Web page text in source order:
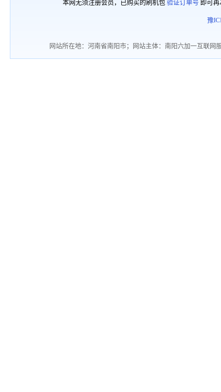
本网无须注册会员，已购买的刷机包 验证订单号 即可
豫
网站所在地：河南省南阳市；网站主体：南阳六加一互联